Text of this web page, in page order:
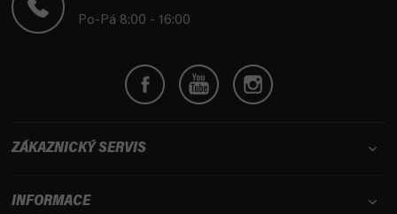
Po-Pá 8:00 - 16:00
ZÁKAZNICKÝ SERVIS
INFORMACE